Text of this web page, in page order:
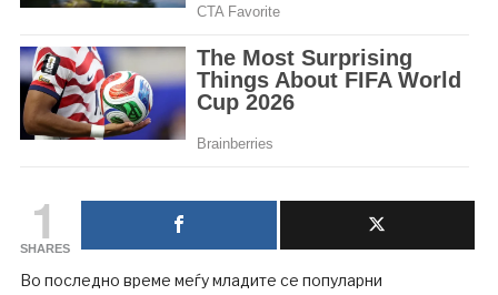
1
SHARES
Во последно време меѓу младите се популарни